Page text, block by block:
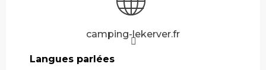
camping-lekerver.fr
Langues parlées
Langues parlées